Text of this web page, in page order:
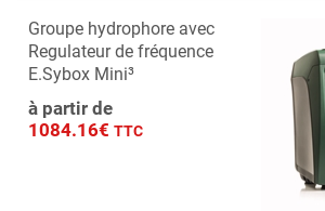
Groupe hydrophore avec
Regulateur de fréquence
E.Sybox Mini³
à partir de
1084.16€ TTC